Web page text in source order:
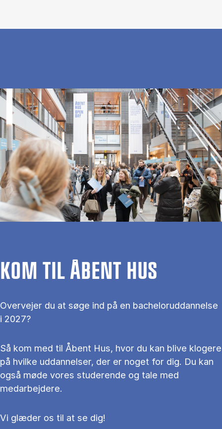
KOM TIL ÅBENT HUS
Overvejer du at søge ind på en bacheloruddannelse
i 2027?
Så kom med til Åbent Hus, hvor du kan blive klogere
på hvilke uddannelser, der er noget for dig. Du kan
også møde vores studerende og tale med
medarbejdere.
Vi glæder os til at se dig!